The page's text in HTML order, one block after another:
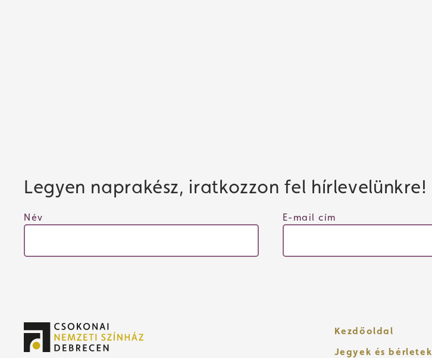
Legyen naprakész, iratkozzon fel hírlevelünkre!
Név E-mail cím
Kezdőoldal
Jegyek és bérletek